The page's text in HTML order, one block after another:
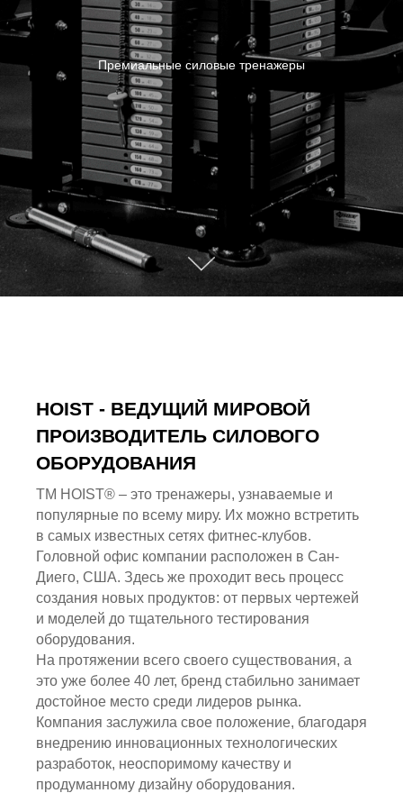
Премиальные силовые тренажеры
HOIST - ВЕДУЩИЙ МИРОВОЙ
ПРОИЗВОДИТЕЛЬ СИЛОВОГО
ОБОРУДОВАНИЯ
ТМ HOIST® – это тренажеры, узнаваемые и
популярные по всему миру. Их можно встретить
в самых известных сетях фитнес-клубов.
Головной офис компании расположен в Сан-
Диего, США. Здесь же проходит весь процесс
создания новых продуктов: от первых чертежей
и моделей до тщательного тестирования
оборудования.
На протяжении всего своего существования, а
это уже более 40 лет, бренд стабильно занимает
достойное место среди лидеров рынка.
Компания заслужила свое положение, благодаря
внедрению инновационных технологических
разработок, неоспоримому качеству и
продуманному дизайну оборудования.